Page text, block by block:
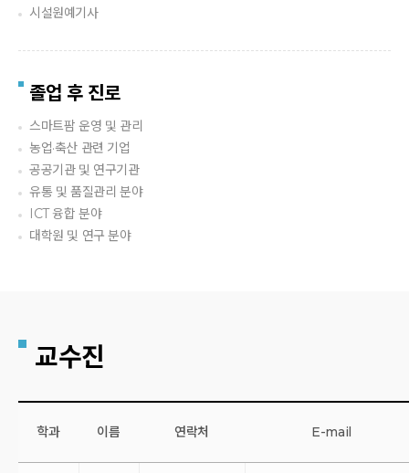
시설원예기사
졸업 후 진로
스마트팜 운영 및 관리
농업·축산 관련 기업
공공기관 및 연구기관
유통 및 품질관리 분야
ICT 융합 분야
대학원 및 연구 분야
교수진
학과 이름 연락처 E-mail